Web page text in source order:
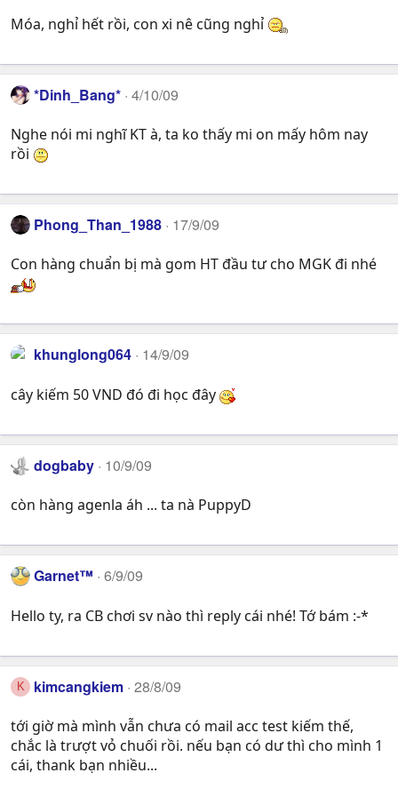
Móa, nghỉ hết rồi, con xi nê cũng nghỉ
*Dinh_Bang* 4/10/09
Nghe nói mi nghĩ KT à, ta ko thấy mi on mấy hôm nay
rồi
Phong_Than_1988 17/9/09
Con hàng chuẩn bị mà gom HT đầu tư cho MGK đi nhé
khunglong064 14/9/09
cây kiếm 50 VND đó đi học đây
dogbaby 10/9/09
còn hàng agenla áh ... ta nà PuppyD
Garnet™ 6/9/09
Hello ty, ra CB chơi sv nào thì reply cái nhé! Tớ bám :-*
K kimcangkiem 28/8/09
tới giờ mà mình vẫn chưa có mail acc test kiếm thế,
chắc là trượt vỏ chuối rồi. nếu bạn có dư thì cho mình 1
cái, thank bạn nhiều...